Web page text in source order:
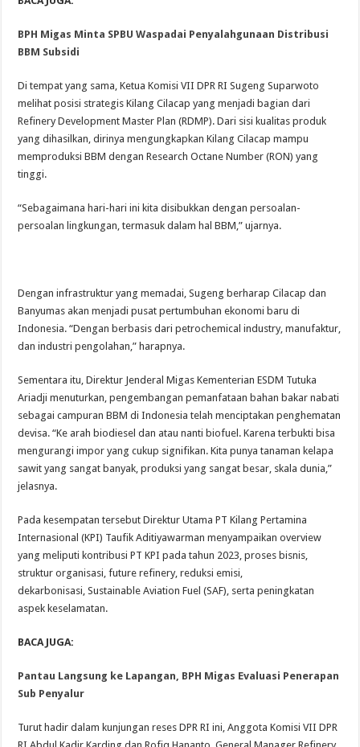
BPH Migas Minta SPBU Waspadai Penyalahgunaan Distribusi
BBM Subsidi
Di tempat yang sama, Ketua Komisi VII DPR RI Sugeng Suparwoto
melihat posisi strategis Kilang Cilacap yang menjadi bagian dari
Refinery Development Master Plan (RDMP). Dari sisi kualitas produk
yang dihasilkan, dirinya mengungkapkan Kilang Cilacap mampu
memproduksi BBM dengan Research Octane Number (RON) yang
tinggi.
“Sebagaimana hari-hari ini kita disibukkan dengan persoalan-
persoalan lingkungan, termasuk dalam hal BBM,” ujarnya.
Dengan infrastruktur yang memadai, Sugeng berharap Cilacap dan
Banyumas akan menjadi pusat pertumbuhan ekonomi baru di
Indonesia. “Dengan berbasis dari petrochemical industry, manufaktur,
dan industri pengolahan,” harapnya.
Sementara itu, Direktur Jenderal Migas Kementerian ESDM Tutuka
Ariadji menuturkan, pengembangan pemanfataan bahan bakar nabati
sebagai campuran BBM di Indonesia telah menciptakan penghematan
devisa. “Ke arah biodiesel dan atau nanti biofuel. Karena terbukti bisa
mengurangi impor yang cukup signifikan. Kita punya tanaman kelapa
sawit yang sangat banyak, produksi yang sangat besar, skala dunia,”
jelasnya.
Pada kesempatan tersebut Direktur Utama PT Kilang Pertamina
Internasional (KPI) Taufik Aditiyawarman menyampaikan overview
yang meliputi kontribusi PT KPI pada tahun 2023, proses bisnis,
struktur organisasi, future refinery, reduksi emisi,
dekarbonisasi, Sustainable Aviation Fuel (SAF), serta peningkatan
aspek keselamatan.
BACA JUGA:
Pantau Langsung ke Lapangan, BPH Migas Evaluasi Penerapan
Sub Penyalur
Turut hadir dalam kunjungan reses DPR RI ini, Anggota Komisi VII DPR